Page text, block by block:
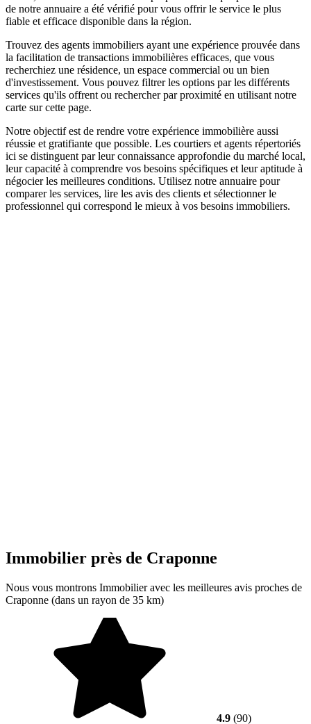
de notre annuaire a été vérifié pour vous offrir le service le plus
fiable et efficace disponible dans la région.
Trouvez des agents immobiliers ayant une expérience prouvée dans
la facilitation de transactions immobilières efficaces, que vous
recherchiez une résidence, un espace commercial ou un bien
d'investissement. Vous pouvez filtrer les options par les différents
services qu'ils offrent ou rechercher par proximité en utilisant notre
carte sur cette page.
Notre objectif est de rendre votre expérience immobilière aussi
réussie et gratifiante que possible. Les courtiers et agents répertoriés
ici se distinguent par leur connaissance approfondie du marché local,
leur capacité à comprendre vos besoins spécifiques et leur aptitude à
négocier les meilleures conditions. Utilisez notre annuaire pour
comparer les services, lire les avis des clients et sélectionner le
professionnel qui correspond le mieux à vos besoins immobiliers.
Immobilier près de Craponne
Nous vous montrons Immobilier avec les meilleures avis proches de
Craponne (dans un rayon de 35 km)
4.9 (90)